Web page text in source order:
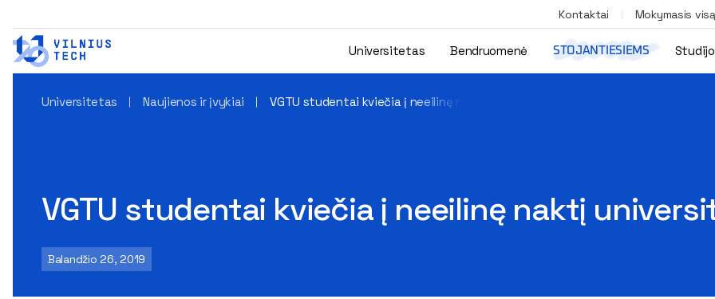
Kontaktai Mokymasis
Universitetas Bendruomenė STOJANTIESIEMS
Universitetas Naujienos ir įvykiai VGTU studentai kviečia į neeilinę naktį universitete
VGTU studentai kviečia į neeilinę naktį
Balandžio 26, 2019